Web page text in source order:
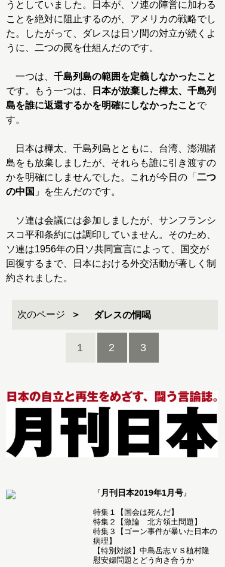
うとしていました。日本が、ソ連の陣営に加わる
ことを絶対に阻止するのが、アメリカの戦略でし
た。したがって、ダレスは日ソ間の対立が続くよ
うに、二つの罠を仕組んだのです。
一つは、 千島列島の範囲を定義しなかったこと
です。もう一つは、
日本が放棄した樺太、千島列
島を誰に返還するかを明確にしなかったことで
す。
日本は樺太、千島列島とともに、台湾、澎湖諸
島をも放棄しましたが、それらも誰に引き渡すの
かを明確にしませんでした。これが今日の「 二つ
の中国 」を生んだのです。
ソ連は会議には参加しましたが、サンフランシ
スコ平和条約には調印していません。そのため、
ソ連は1956年の日ソ共同宣言によって、国交が
回復するまで、日本における外交活動が著しく制
約されました。
次のページ ダレスの恫喝
1 2 3
『 月刊日本2019年1月号 』
特集１【国会は死んだ】
特集２【激論 北方領土問題】
特集３【ゴーン事件が暴いた日本の
病理】
【特別対談】中島岳志ＶＳ植村隆
慰安婦問題とどう向き合うか